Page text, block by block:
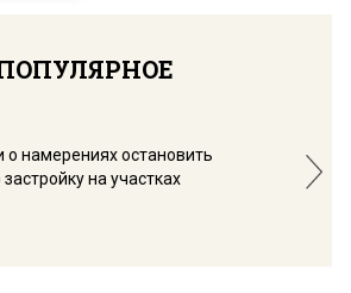
о намерениях остановить
на участках